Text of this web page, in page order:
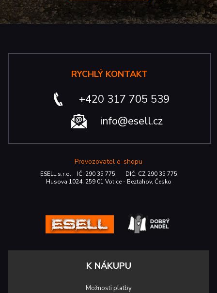
RYCHLÝ KONTAKT
+420 317 705 539
info@esell.cz
Provozovatel e-shopu
ESELL s.r.o. IČ: 290 35 775 DIČ: CZ 290 35 775
Husova 1024, 259 01 Votice - Beztahov, Česko
K NÁKUPU
Možnosti platby